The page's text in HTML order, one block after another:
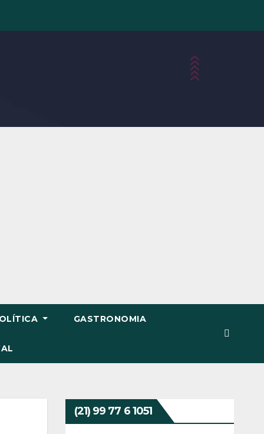
GASTRONOMIA
(21) 99 77 6 1051